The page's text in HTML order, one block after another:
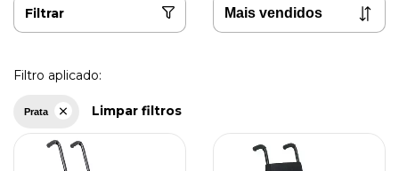
Filtrar
Filtro aplicado:
Prata Limpar filtros